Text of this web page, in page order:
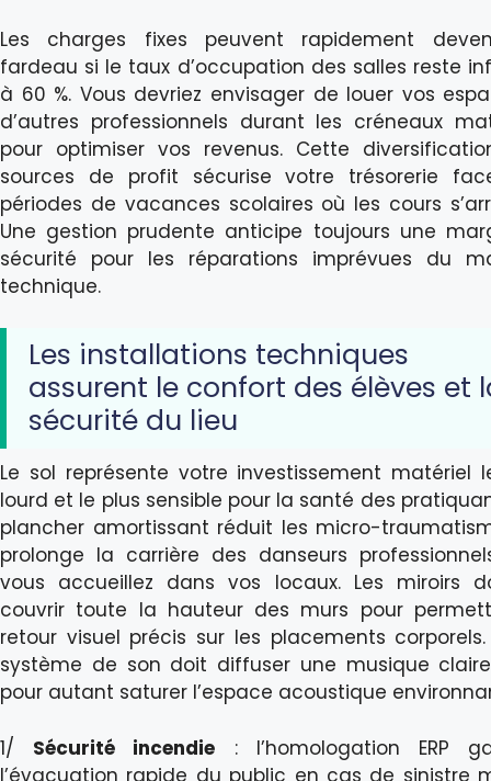
Les charges fixes peuvent rapidement
fardeau si le taux d’occupation des salles reste
à 60 %. Vous devriez envisager de louer vos
d’autres professionnels durant les créneaux
pour optimiser vos revenus. Cette
sources de profit sécurise votre trésorerie
périodes de vacances scolaires où les cours
Une gestion prudente anticipe toujours une
sécurité pour les réparations imprévues du
technique.
Les installations techniques
assurent le confort des élèves et
sécurité du lieu
Le sol représente votre investissement matériel
lourd et le plus sensible pour la santé des
plancher amortissant réduit les micro-
prolonge la carrière des danseurs
vous accueillez dans vos locaux. Les miroirs
couvrir toute la hauteur des murs pour
retour visuel précis sur les placements
système de son doit diffuser une musique
pour autant saturer l’espace acoustique
1/ Sécurité incendie : l’homologation ERP
l’évacuation rapide du public en cas de sinistre